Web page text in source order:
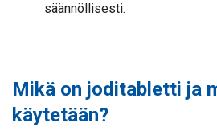
säännöllisesti.
Mikä on joditabletti ja
käytetään?